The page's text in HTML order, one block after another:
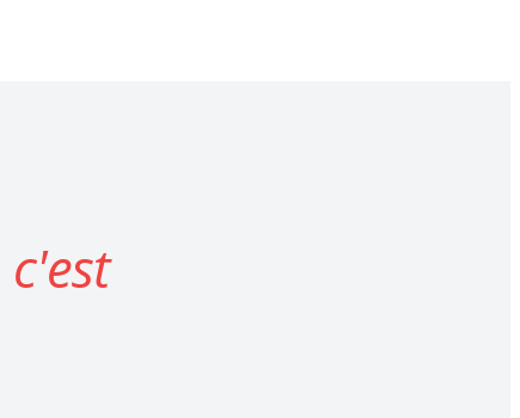
c'est